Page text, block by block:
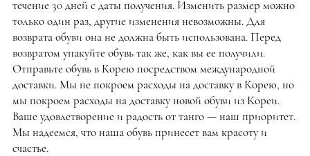
течение 30 дней с даты получения. Изменить размер можно
только один раз, другие изменения невозможны. Для
возврата обуви она не должна быть использована. Перед
возвратом упакуйте обувь так же, как вы ее получили.
Отправьте обувь в Корею посредством международной
доставки. Мы не покроем расходы на доставку в Корею, но
мы покроем расходы на доставку новой обуви из Кореи.
Ваше удовлетворение и радость от танго — наш приоритет.
Мы надеемся, что наша обувь принесет вам красоту и
счастье.